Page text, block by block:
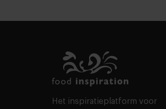
Het inspiratieplatform voor